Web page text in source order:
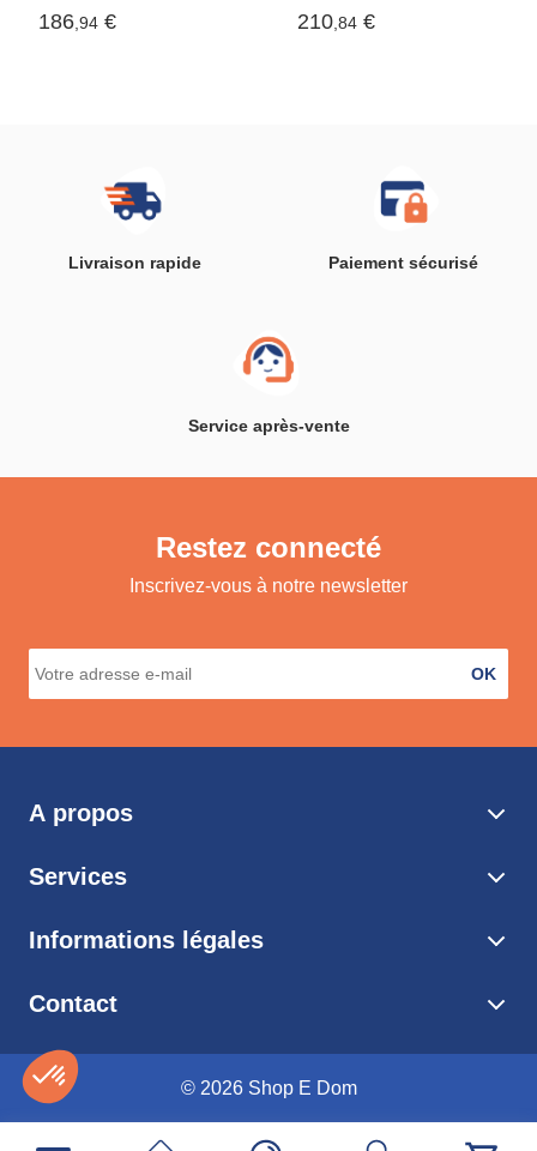
avec couronne
d'éclairage LED
186,94 €
éclairage LED (Noir)
210,84 €
Livraison rapide Paiement sécurisé
Service après-vente
Restez connecté
Inscrivez-vous à notre newsletter
OK
A propos
Services
Informations légales
Contact
© 2026 Shop E Dom